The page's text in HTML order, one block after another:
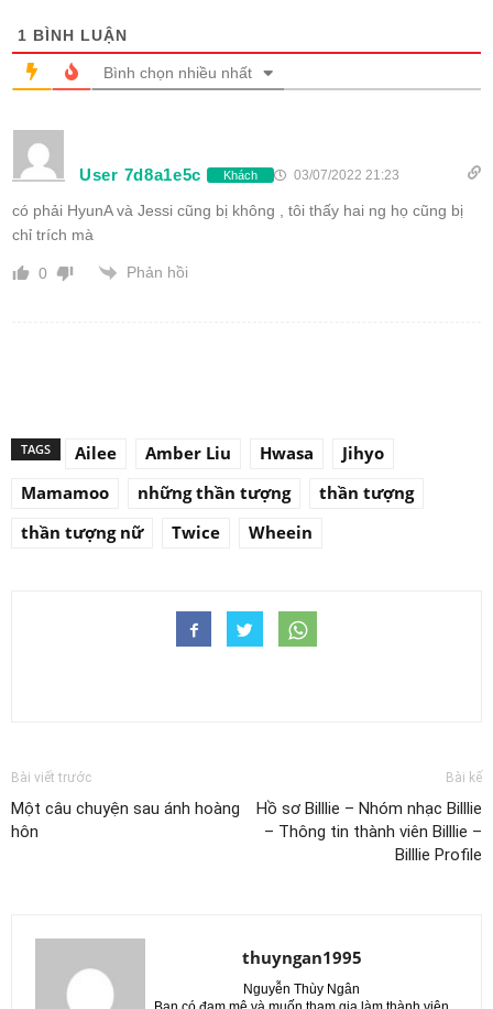
1 BÌNH LUẬN
Bình chọn nhiều nhất
User 7d8a1e5c Khách 03/07/2022 21:23
có phải HyunA và Jessi cũng bị không , tôi thấy hai ng họ cũng bị
chỉ trích mà
0 Phản hồi
TAGS Ailee Amber Liu Hwasa
Jihyo
Mamamoo
những thần tượng
thần tượng
thần tượng nữ
Twice Wheein
Bài viết trước
Một câu chuyện sau ánh hoàng
hôn
Bài kế
Hồ sơ Billlie – Nhóm nhạc Billlie
– Thông tin thành viên Billlie –
Billlie Profile
thuyngan1995
Nguyễn Thùy Ngân